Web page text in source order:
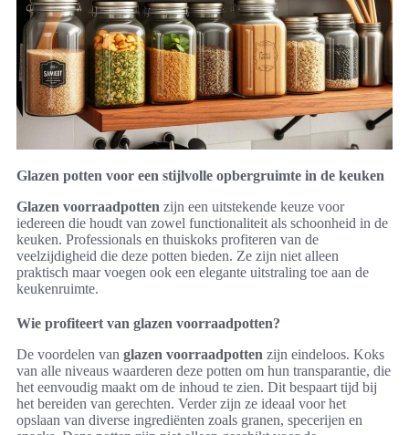
Glazen potten voor een stijlvolle opbergruimte in de keuken
Glazen voorraadpotten zijn een uitstekende keuze voor
iedereen die houdt van zowel functionaliteit als schoonheid in de
keuken. Professionals en thuiskoks profiteren van de
veelzijdigheid die deze potten bieden. Ze zijn niet alleen
praktisch maar voegen ook een elegante uitstraling toe aan de
keukenruimte.
Wie profiteert van glazen voorraadpotten?
De voordelen van glazen voorraadpotten zijn eindeloos. Koks
van alle niveaus waarderen deze potten om hun transparantie, die
het eenvoudig maakt om de inhoud te zien. Dit bespaart tijd bij
het bereiden van gerechten. Verder zijn ze ideaal voor het
opslaan van diverse ingrediënten zoals granen, specerijen en